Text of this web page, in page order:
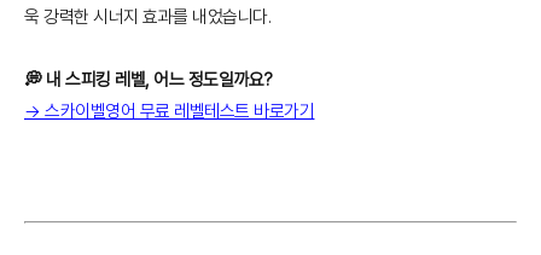
욱 강력한 시너지 효과를 내었습니다.
💭 내 스피킹 레벨, 어느 정도일까요?
→ 스카이벨영어 무료 레벨테스트 바로가기